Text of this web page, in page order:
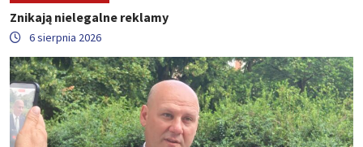
Znikają nielegalne reklamy
6 sierpnia 2026